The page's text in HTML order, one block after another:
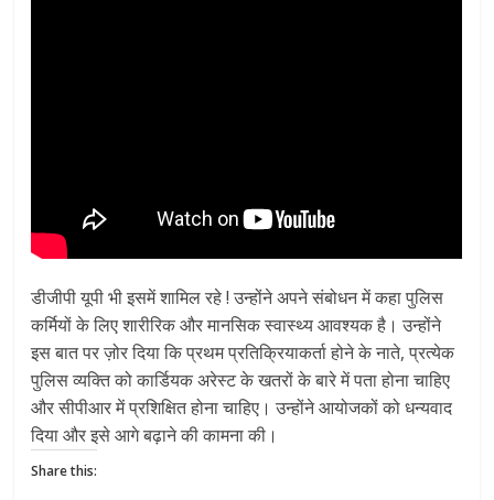
डीजीपी यूपी भी इसमें शामिल रहे ! उन्होंने अपने संबोधन में कहा पुलिस
कर्मियों के लिए शारीरिक और मानसिक स्वास्थ्य आवश्यक है। उन्होंने
इस बात पर ज़ोर दिया कि प्रथम प्रतिक्रियाकर्ता होने के नाते, प्रत्येक
पुलिस व्यक्ति को कार्डियक अरेस्ट के खतरों के बारे में पता होना चाहिए
और सीपीआर में प्रशिक्षित होना चाहिए। उन्होंने आयोजकों को धन्यवाद
दिया और इसे आगे बढ़ाने की कामना की।
Share this: